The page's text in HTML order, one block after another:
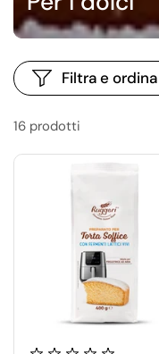
16 prodotti
Filtra e ordina